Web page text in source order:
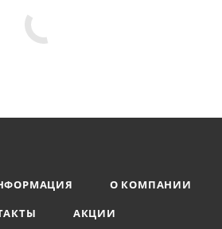
О КОМПАНИИ
АКЦИИ